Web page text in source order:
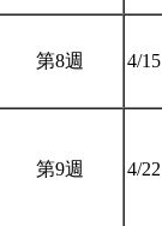
第8週 4/15
第9週 4/22